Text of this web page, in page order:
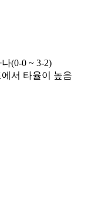
(0-0 ~ 3-2)
서 타율이 높음